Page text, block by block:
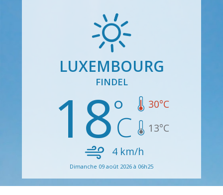
LUXEMBOURG
FINDEL
18 30°C
13°C
4 km/h
Dimanche 09 août 2026 à 06h25